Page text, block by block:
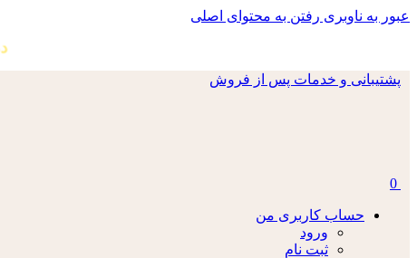
عبور به ناوبری رفتن به محتوای اصلی
پشتیبانی و خدمات پس از فروش
0
حساب کاربری من
ورود
ثبت نام